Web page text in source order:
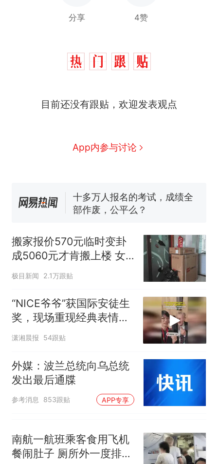
分享 4赞
目前还没有跟贴，欢迎发表观点
App内参与讨论
热 那个在床头放菜刀的女孩，
眼了……
十多万人报名的考试，成绩全
部作废，公平么？
电力部门回应
佛山一中学招聘物理教师，笔
试前13名均遭淘汰？教育局：
已叫停招聘，成立调查组全面
“不建议大家买深色蛋糕”上热
热 那个在床头放菜刀的女孩，
因老师一句“跟我回家”改写了
人生
搬家报价570元临时变卦
成5060元才肯搬上楼 女
子傻眼
极目新闻 2.1万跟贴
“NICE爷爷”获国际安徒生
奖，现场重现经典表情
包，向中国粉丝问好
潇湘晨报 54跟贴
外媒：波兰总统向乌总统
发出最后通牒
参考消息 853跟贴 APP专享
南航一航班乘客食用飞机
餐闹肚子 厕所外一度排长